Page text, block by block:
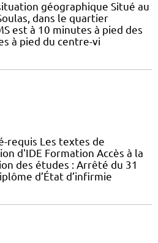
géographique Situé au
dans le quartier
est à 10 minutes à pied des
à pied du centre-vi
requis Les textes de
d'IDE Formation Accès à la
des études : Arrêté du 31
d’État d’infirmie